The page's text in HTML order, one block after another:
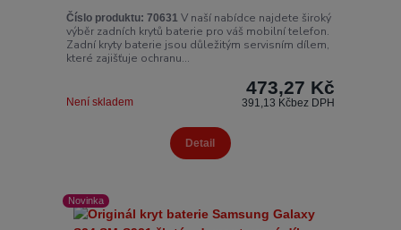
Číslo produktu: 70631V naší nabídce najdete široký
výběr zadních krytů baterie pro váš mobilní telefon.
Zadní kryty baterie jsou důležitým servisním dílem,
které zajišťuje ochranu...
473,27 Kč
391,13 Kčbez DPH
Není skladem
Detail
Novinka